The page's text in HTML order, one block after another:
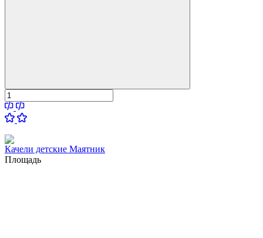
Качели детские Маятник
Площадь